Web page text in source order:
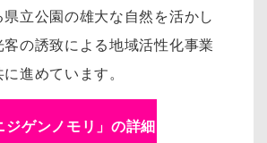
立公園の雄大な自然を活かし
客の誘致による地域活性化事業
進めています。
ジゲンノモリ」の詳細